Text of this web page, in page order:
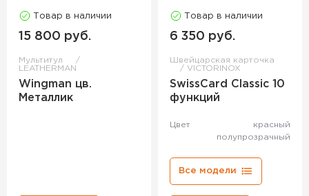
Товар в наличии
15 800 руб.
Мультитул
LEATHERMAN
Wingman цв.
Металлик
Товар в наличии
6 350 руб.
Швейцарская карточка
VICTORINOX
SwissCard Classic 10
функций
Цвет
красный
полупрозрачный
Все модели